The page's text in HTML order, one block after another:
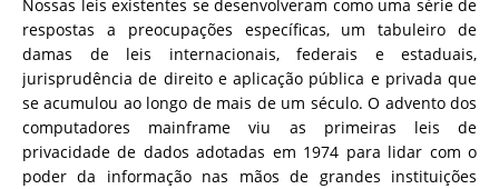
Nossas leis existentes se desenvolveram como uma série de
respostas a preocupações específicas, um tabuleiro de
damas de leis internacionais, federais e estaduais,
jurisprudência de direito e aplicação pública e privada que
se acumulou ao longo de mais de um século. O advento dos
computadores mainframe viu as primeiras leis de
privacidade de dados adotadas em 1974 para lidar com o
poder da informação nas mãos de grandes instituições